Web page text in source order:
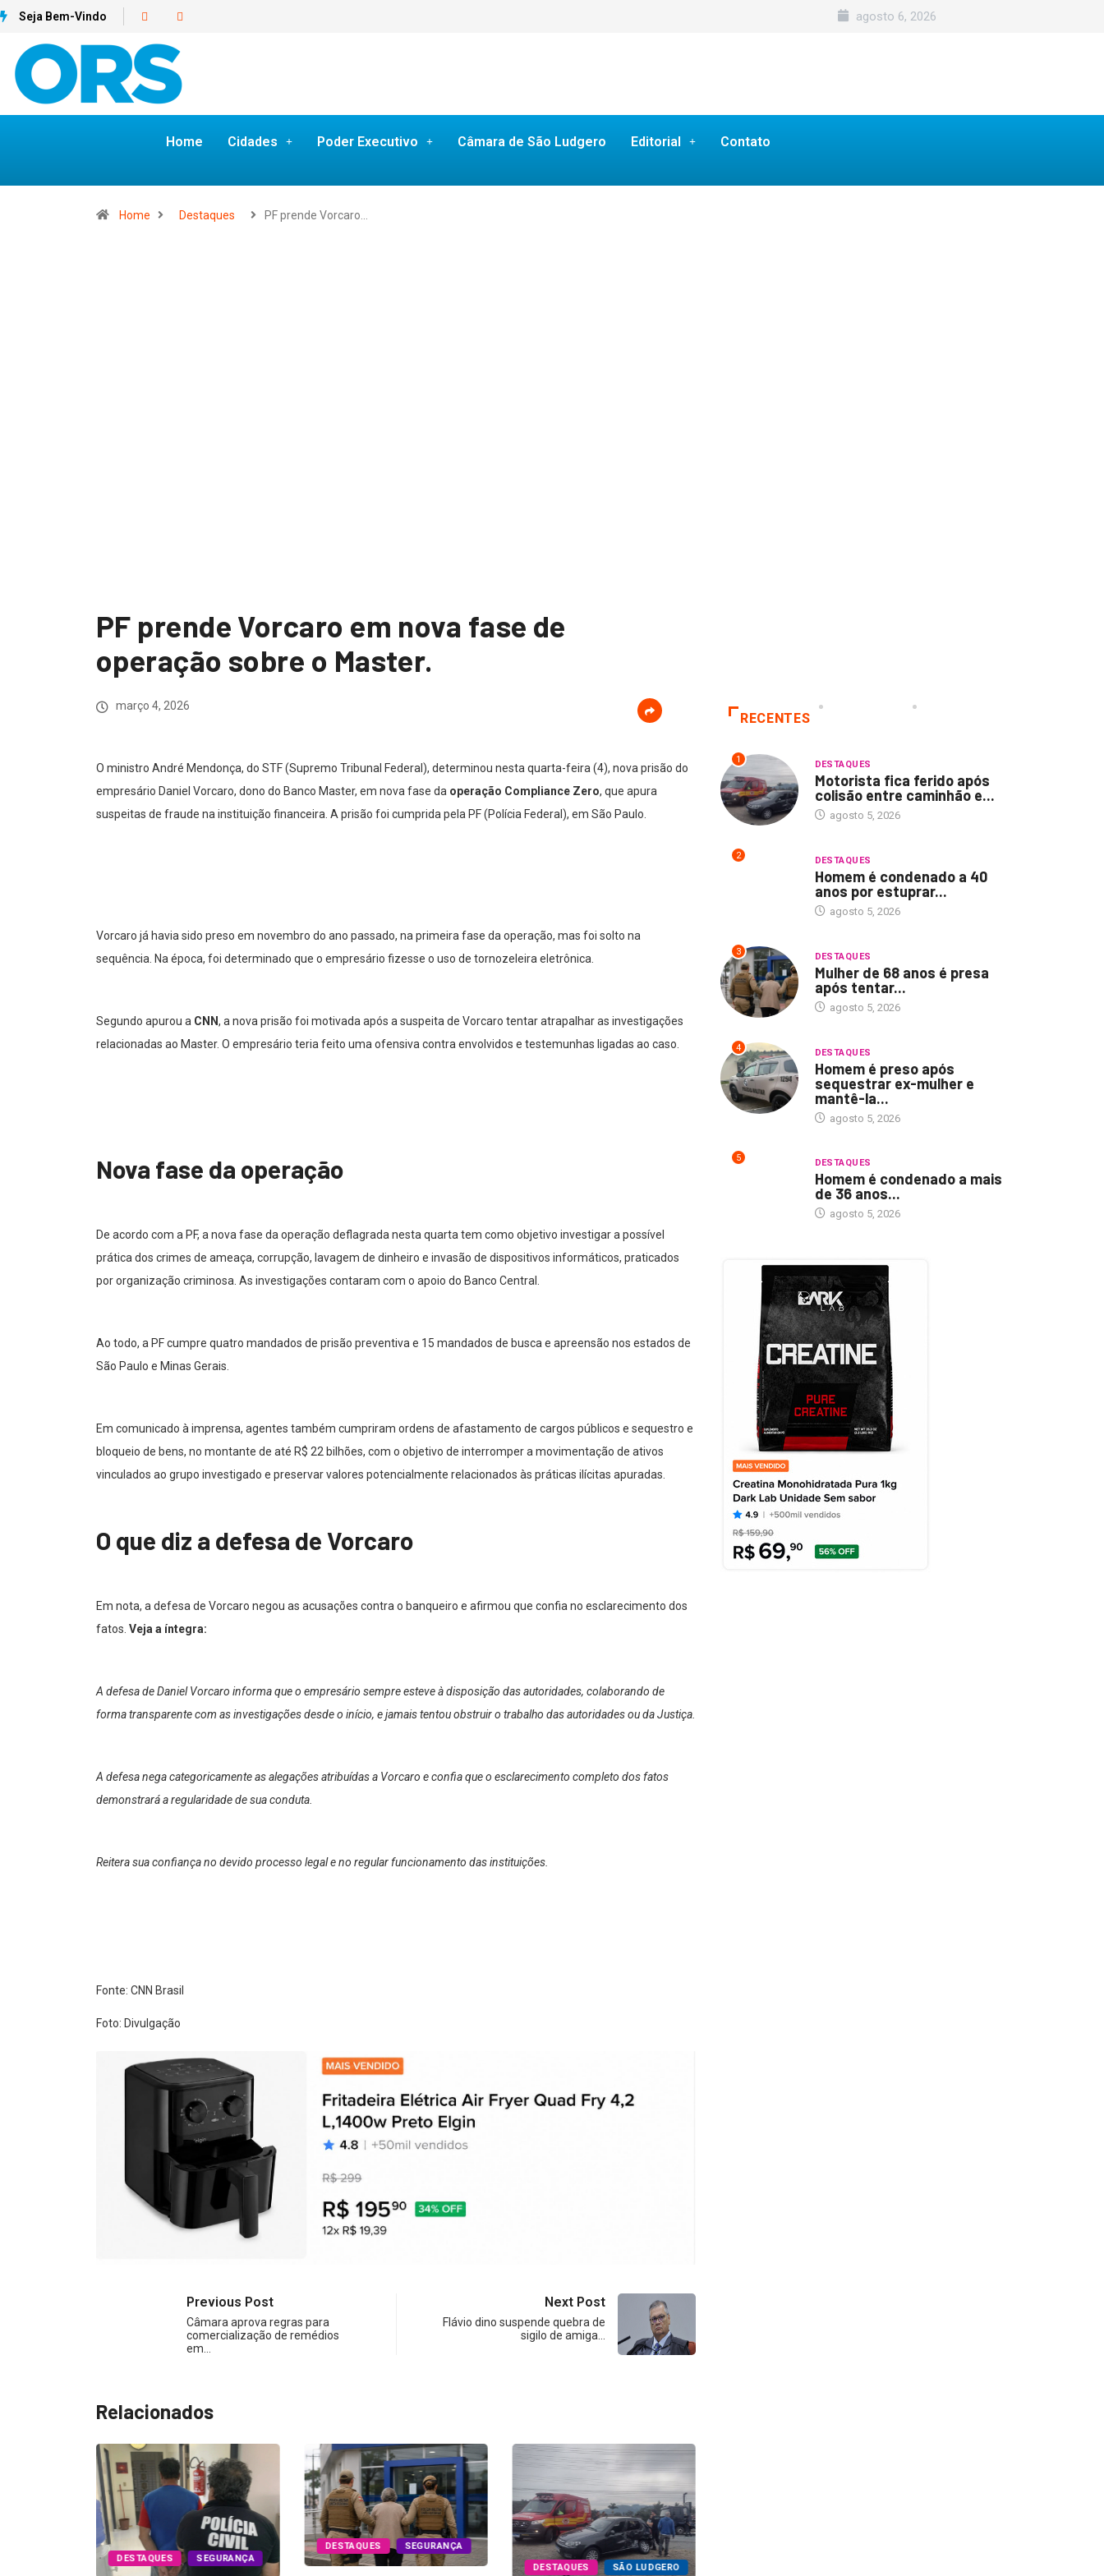
Seja Bem-Vindo agosto 6, 2026
Home Cidades Poder Executivo Câmara de São Ludgero Editorial Contato
Home Destaques PF prende Vorcaro…
PF prende Vorcaro em nova fase de
operação sobre o Master.
março 4, 2026
O ministro André Mendonça, do STF (Supremo Tribunal Federal), determinou nesta quarta-feira (4), nova prisão do
empresário Daniel Vorcaro, dono do Banco Master, em nova fase da operação Compliance Zero, que apura
suspeitas de fraude na instituição financeira. A prisão foi cumprida pela PF (Polícia Federal), em São Paulo.
Vorcaro já havia sido preso em novembro do ano passado, na primeira fase da operação, mas foi solto na
sequência. Na época, foi determinado que o empresário fizesse o uso de tornozeleira eletrônica.
Segundo apurou a CNN, a nova prisão foi motivada após a suspeita de Vorcaro tentar atrapalhar as investigações
relacionadas ao Master. O empresário teria feito uma ofensiva contra envolvidos e testemunhas ligadas ao caso.
Nova fase da operação
De acordo com a PF, a nova fase da operação deflagrada nesta quarta tem como objetivo investigar a possível
prática dos crimes de ameaça, corrupção, lavagem de dinheiro e invasão de dispositivos informáticos, praticados
por organização criminosa. As investigações contaram com o apoio do Banco Central.
Ao todo, a PF cumpre quatro mandados de prisão preventiva e 15 mandados de busca e apreensão nos estados de
São Paulo e Minas Gerais.
Em comunicado à imprensa, agentes também cumpriram ordens de afastamento de cargos públicos e sequestro e
bloqueio de bens, no montante de até R$ 22 bilhões, com o objetivo de interromper a movimentação de ativos
vinculados ao grupo investigado e preservar valores potencialmente relacionados às práticas ilícitas apuradas.
O que diz a defesa de Vorcaro
Em nota, a defesa de Vorcaro negou as acusações contra o banqueiro e afirmou que confia no esclarecimento dos
fatos. Veja a íntegra:
A defesa de Daniel Vorcaro informa que o empresário sempre esteve à disposição das autoridades, colaborando de
forma transparente com as investigações desde o início, e jamais tentou obstruir o trabalho das autoridades ou da Justiça.
A defesa nega categoricamente as alegações atribuídas a Vorcaro e confia que o esclarecimento completo dos fatos
demonstrará a regularidade de sua conduta.
Reitera sua confiança no devido processo legal e no regular funcionamento das instituições.
Fonte: CNN Brasil
Foto: Divulgação
Previous Post
Câmara aprova regras para
comercialização de remédios
em…
Next Post
Flávio dino suspende quebra de
sigilo de amiga…
Relacionados
DESTAQUES SEGURANÇA
DESTAQUES SEGURANÇA
DESTAQUES SÃO LUDGERO
RECENTES
1 DESTAQUES
Motorista fica ferido após
colisão entre caminhão e...
agosto 5, 2026
2 DESTAQUES
Homem é condenado a 40
anos por estuprar...
agosto 5, 2026
3 DESTAQUES
Mulher de 68 anos é presa
após tentar...
agosto 5, 2026
4 DESTAQUES
Homem é preso após
sequestrar ex-mulher e
mantê-la...
agosto 5, 2026
5 DESTAQUES
Homem é condenado a mais
de 36 anos...
agosto 5, 2026